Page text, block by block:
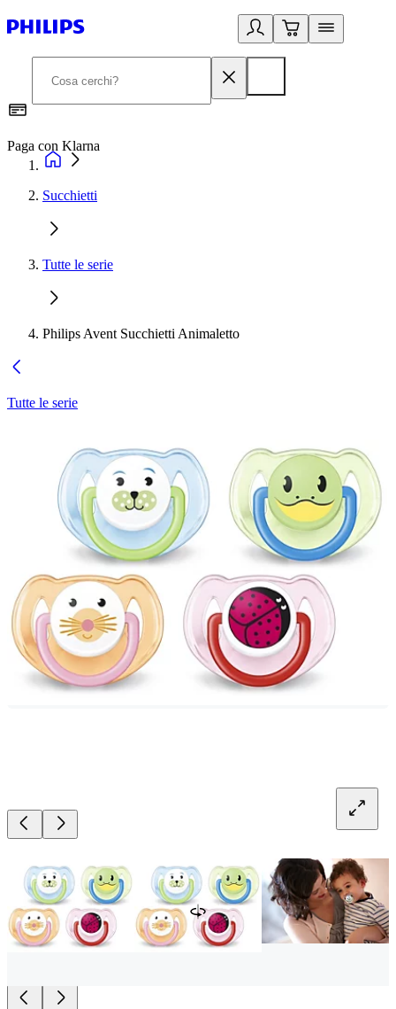
Paga con Klarna
Succhietti
Tutte le serie
Philips Avent Succhietti Animaletto
Tutte le serie